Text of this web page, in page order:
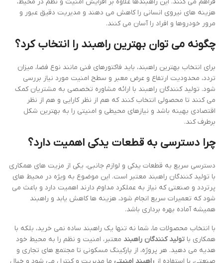
هزینه های نیروی انسانی را کاهش می دهند و مدیریت دقیق عبور و
مرور خودروها و افراد را آسان می کنند.
چگونه می توان بهترین راهبند را انتخاب کرد؟
برای انتخاب بهترین راهبند، باید فاکتورهای فنی مانند نوع فضا، میزان
تردد، محدودیت ارتفاع و عرض معبر و سطح امنیت مورد نیاز بررسی
شود. تولید کنندگان راهبند با ارائه مشاوره تخصصی به مشتریان کمک
می کنند تا محصولی انتخاب کنند که هم از نظر کارایی و هم از نظر
اقتصادی بهینه باشد و نیازهای محیطی و امنیتی را به بهترین شکل
برطرف کند.
چرا دسترسی به قطعات یدکی اهمیت دارد؟
دسترسی سریع به قطعات یدکی و لوازم جانبی، یکی از مزیت های همکاری
با تولید کنندگان راهبند معتبر است. این موضوع به ویژه در محیط های
پرتردد و صنعتی که نیاز به عملکرد مداوم دارند اهمیت دارد و باعث می
شود که تعمیرات سریع انجام شود، هزینه ها کاهش یابد و راهبند
همیشه آماده بهره برداری باشد.
با انتخاب محصولات ما، شما نه تنها یک راهبند ساده نمی خرید، بلکه با
همکاری با تولید کنندگان راهبند معتبر، امنیت و نظم را به محیط خود
هدیه می دهید. هر پروژه، از پارکینگ مسکونی تا مجتمع های تجاری و